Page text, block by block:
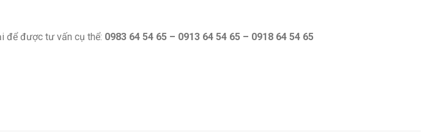
để được tư vấn cụ thể: 0983 64 54 65 – 0913 64 54 65 – 0918 64 54 65